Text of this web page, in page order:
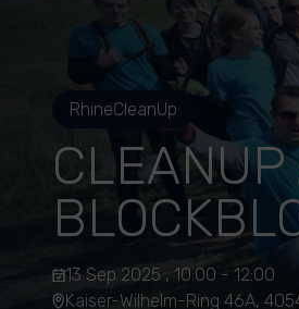
RhineCleanUp
13 Sep 2025 , 10:00 - 12:00
Kaiser-Wilhelm-Ring 46A,